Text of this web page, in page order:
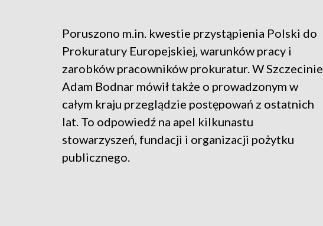
Poruszono m.in. kwestie przystąpienia Polski do
Prokuratury Europejskiej, warunków pracy i
zarobków pracowników prokuratur. W Szczecinie
Adam Bodnar mówił także o prowadzonym w
całym kraju przeglądzie postępowań z ostatnich
lat. To odpowiedź na apel kilkunastu
stowarzyszeń, fundacji i organizacji pożytku
publicznego.